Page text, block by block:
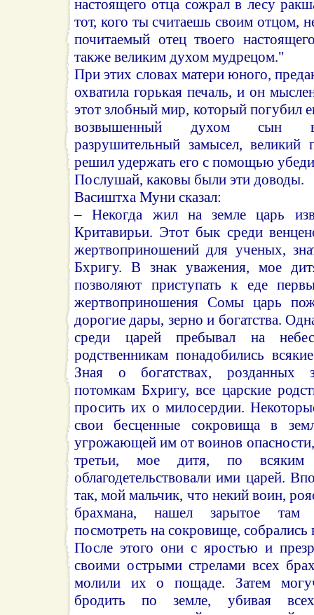
настоящего отца сожрал в лесу
тот, кого ты считаешь своим отцом,
почитаемый отец твоего
также великим духом мудрецом."
При этих словах матери юного,
охватила горькая печаль, и он
этот злобный мир, который погубил
возвышенный духом сын
разрушительный замысел, великий
решил удержать его с помощью
Послушай, каковы были эти доводы.
Васиштха Муни сказал:
– Некогда жил на земле царь
Критавирьи. Этот бык среди
жертвоприношений для ученых,
Бхригу. В знак уважения, мое
позволяют приступать к еде
жертвоприношения Сомы царь
дорогие дары, зерно и богатства.
среди царей пребывал на
родственникам понадобились
Зная о богатствах, розданных
потомкам Бхригу, все царские
просить их о милосердии.
свои бесценные сокровища в
угрожающей им от воинов
третьи, мое дитя, по всяким
облагодетельствовали ими царей.
так, мой мальчик, что некий воин,
брахмана, нашел зарытое там
посмотреть на сокровище,
После этого они с яростью и
своими острыми стрелами всех
молили их о пощаде. Затем
бродить по земле, убивая